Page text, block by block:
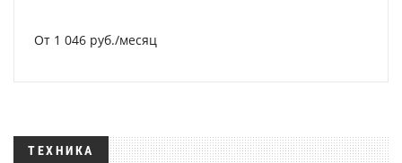
От 1 046 руб./месяц
ТЕХНИКА